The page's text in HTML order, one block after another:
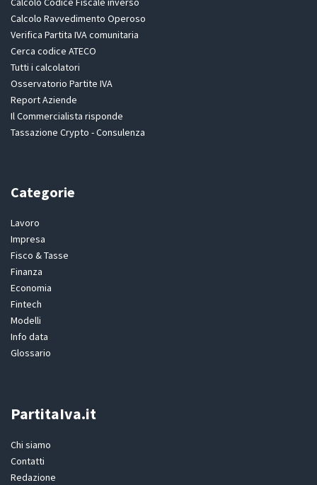
Calcolo Ravvedimento Operoso
Verifica Partita IVA comunitaria
Cerca codice ATECO
Tutti i calcolatori
Osservatorio Partite IVA
Report Aziende
Il Commercialista risponde
Tassazione Crypto - Consulenza
Categorie
Lavoro
Impresa
Fisco & Tasse
Finanza
Economia
Fintech
Modelli
Info data
Glossario
PartitaIva.it
Chi siamo
Contatti
Redazione